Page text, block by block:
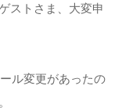
ストさま、大変申
ル変更があったの